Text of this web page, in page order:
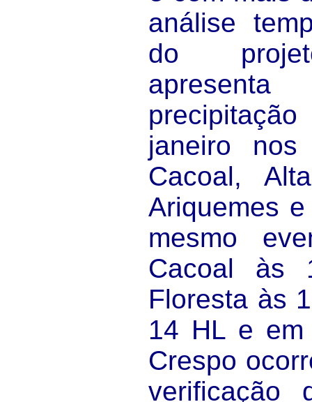
análise
do
janeiro nos
Cacoal,
Ariquemes
mesmo
Cacoal às
Floresta às
14 HL e em
Crespo
verificação